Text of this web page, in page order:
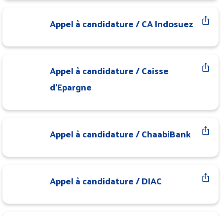
Appel à candidature / CA Indosuez
Appel à candidature / Caisse
d'Epargne
Appel à candidature / ChaabiBank
Appel à candidature / DIAC